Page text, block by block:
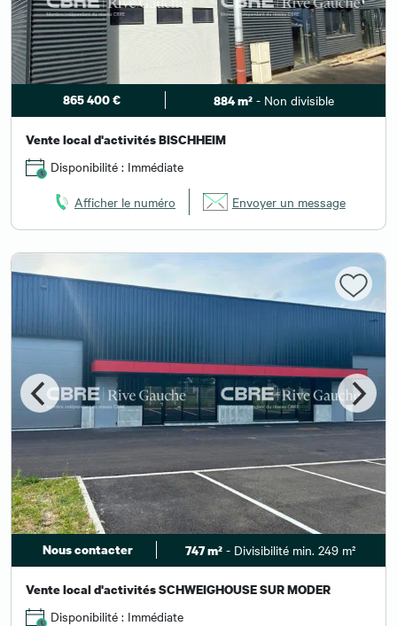
865 400 € 884 m² - Non divisible
Vente local d'activités BISCHHEIM
Disponibilité : Immédiate
Afficher le numéro Envoyer un message
Nous contacter 747 m²- Divisibilité min. 249 m²
Vente local d'activités SCHWEIGHOUSE SUR MODER
Disponibilité : Immédiate